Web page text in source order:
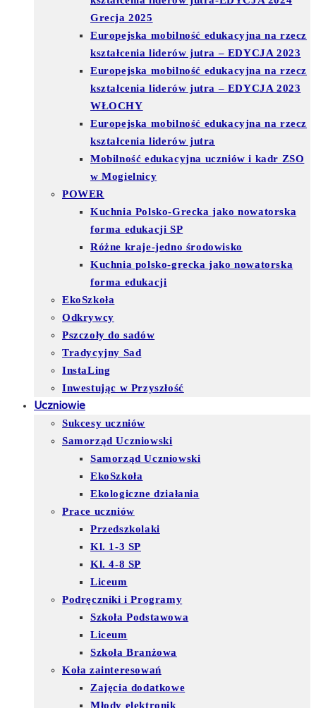
Grecja 2025
Europejska mobilność edukacyjna na rzecz
kształcenia liderów jutra – EDYCJA 2023
Europejska mobilność edukacyjna na rzecz
kształcenia liderów jutra – EDYCJA 2023
WŁOCHY
Europejska mobilność edukacyjna na rzecz
kształcenia liderów jutra
Mobilność edukacyjna uczniów i kadr ZSO
w Mogielnicy
POWER
Kuchnia Polsko-Grecka jako nowatorska
forma edukacji SP
Różne kraje-jedno środowisko
Kuchnia polsko-grecka jako nowatorska
forma edukacji
EkoSzkoła
Odkrywcy
Pszczoły do sadów
Tradycyjny Sad
InstaLing
Inwestując w Przyszłość
Uczniowie
Sukcesy uczniów
Samorząd Uczniowski
Samorząd Uczniowski
EkoSzkoła
Ekologiczne działania
Prace uczniów
Przedszkolaki
Kl. 1-3 SP
Kl. 4-8 SP
Liceum
Podręczniki i Programy
Szkoła Podstawowa
Liceum
Szkoła Branżowa
Koła zainteresowań
Zajęcia dodatkowe
Młody elektronik